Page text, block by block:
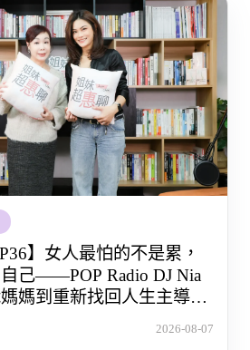
】女人最怕的不是累，
己——POP Radio DJ Nia
媽到重新找回人生主導權
2026-08-07